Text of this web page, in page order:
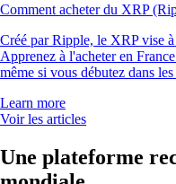
Comment acheter du XRP
Créé par Ripple, le XRP vise
Apprenez à l'acheter en
même si vous débutez dans
Learn more
Voir les articles
Une plateforme